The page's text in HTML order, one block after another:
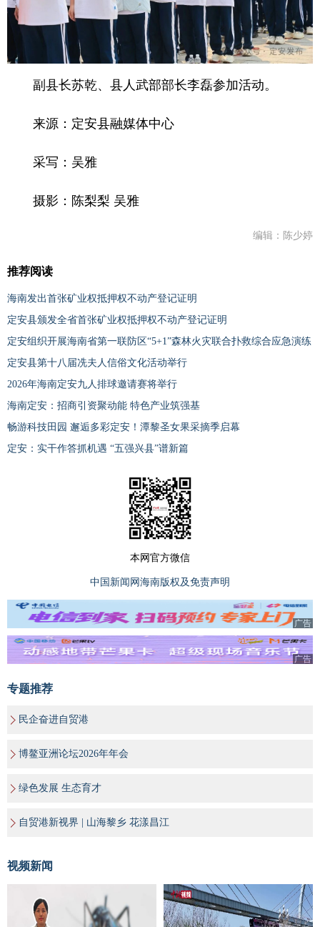
副县长苏乾、县人武部部长李磊参加活动。
来源：定安县融媒体中心
采写：吴雅
摄影：陈梨梨 吴雅
编辑：陈少婷
推荐阅读
海南发出首张矿业权抵押权不动产登记证明
定安县颁发全省首张矿业权抵押权不动产登记证明
定安组织开展海南省第一联防区“5+1”森林火灾联合扑救综合应急演练
定安县第十八届冼夫人信俗文化活动举行
2026年海南定安九人排球邀请赛将举行
海南定安：招商引资聚动能 特色产业筑强基
畅游科技田园 邂逅多彩定安！潭黎圣女果采摘季启幕
定安：实干作答抓机遇 “五强兴县”谱新篇
本网官方微信
中国新闻网海南版权及免责声明
广告
广告
专题推荐
民企奋进自贸港
博鳌亚洲论坛2026年年会
绿色发展 生态育才
自贸港新视界 | 山海黎乡 花漾昌江
视频新闻